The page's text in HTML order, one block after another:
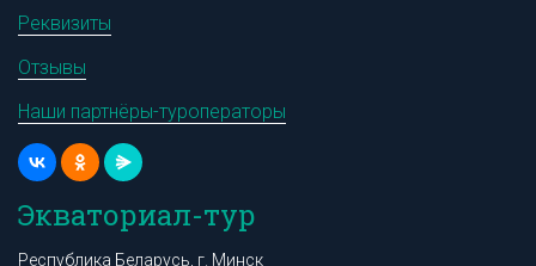
Реквизиты
Отзывы
Наши партнёры-туроператоры
Экваториал-тур
Республика Беларусь, г. Минск